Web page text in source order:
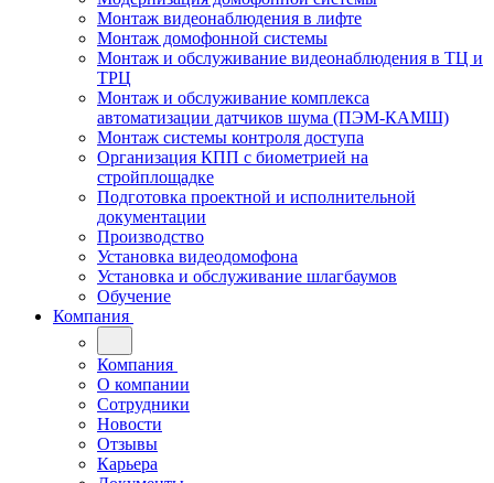
Монтаж видеонаблюдения в лифте
Монтаж домофонной системы
Монтаж и обслуживание видеонаблюдения в ТЦ и
ТРЦ
Монтаж и обслуживание комплекса
автоматизации датчиков шума (ПЭМ-КАМШ)
Монтаж системы контроля доступа
Организация КПП с биометрией на
стройплощадке
Подготовка проектной и исполнительной
документации
Производство
Установка видеодомофона
Установка и обслуживание шлагбаумов
Обучение
Компания
Компания
О компании
Сотрудники
Новости
Отзывы
Карьера